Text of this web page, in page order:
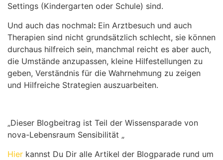
Settings (Kindergarten oder Schule) sind.
Und auch das nochmal: Ein Arztbesuch und auch
Therapien sind nicht grundsätzlich schlecht, sie können
durchaus hilfreich sein, manchmal reicht es aber auch,
die Umstände anzupassen, kleine Hilfestellungen zu
geben, Verständnis für die Wahrnehmung zu zeigen
und Hilfreiche Strategien auszuarbeiten.
„Dieser Blogbeitrag ist Teil der Wissensparade von
nova-Lebensraum Sensibilität „
Hier kannst Du Dir alle Artikel der Blogparade rund um